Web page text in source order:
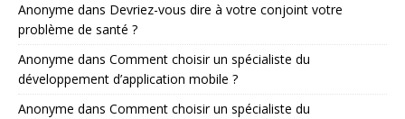
Anonyme dans Devriez-vous dire à votre conjoint votre
problème de santé ?
Anonyme dans Comment choisir un spécialiste du
développement d’application mobile ?
Anonyme dans Comment choisir un spécialiste du